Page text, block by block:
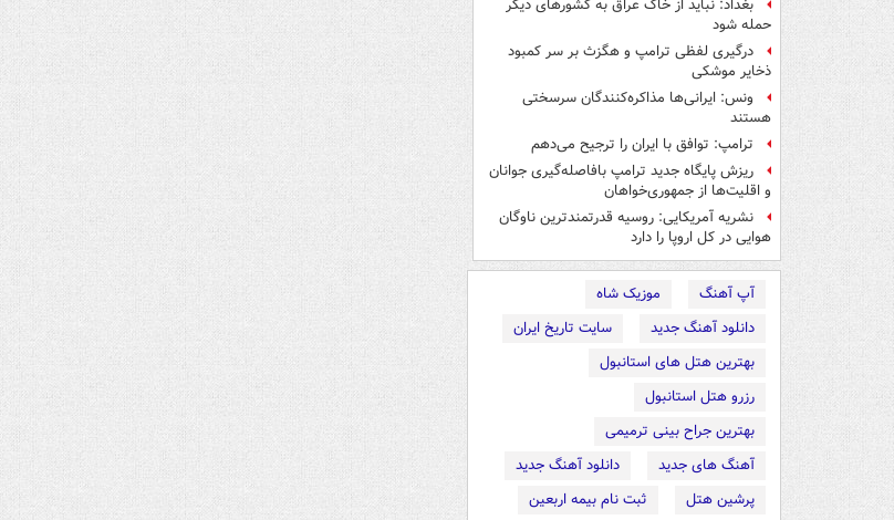
بغداد: نباید از خاک عراق به کشورهای دیگر
حمله شود
درگیری لفظی ترامپ و هگزث بر سر کمبود
ذخایر موشکی
ونس: ایرانی‌ها مذاکره‌کنندگان سرسختی
هستند
ترامپ: توافق با ایران را ترجیح می‌دهم
ریزش پایگاه جدید ترامپ بافاصله‌گیری جوانان
و اقلیت‌ها از جمهوری‌خواهان
نشریه آمریکایی: روسیه قدرتمندترین ناوگان
هوایی در کل اروپا را دارد
آپ آهنگ
موزیک شاه
دانلود آهنگ جدید
سایت تاریخ ایران
بهترین هتل های استانبول
رزرو هتل استانبول
بهترین جراح بینی ترمیمی
آهنگ های جدید
دانلود آهنگ جدید
پرشین هتل
ثبت نام بیمه اربعین